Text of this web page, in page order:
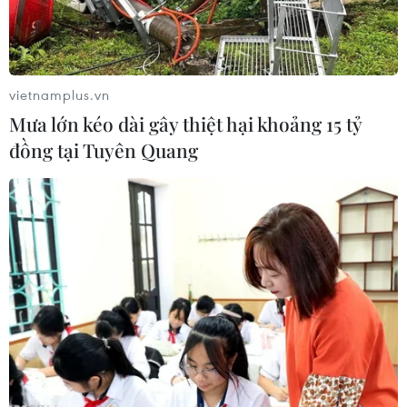
phố.
Phó Thủ tướng Trịnh Đình Dũng kiểm tra công tác phòng chống
bão số 9 tại bờ biển Cửa Đại thành phố Hội An, tỉnh Quảng
Nam. (Ảnh: Trần Tĩnh/TTXVN)
vietnamplus.vn
Mưa lớn kéo dài gây thiệt hại khoảng 15 tỷ
đồng tại Tuyên Quang